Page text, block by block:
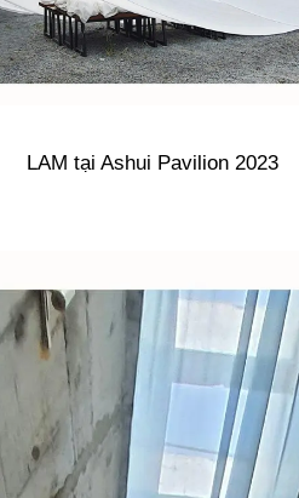
LAM tại Ashui Pavilion 2023